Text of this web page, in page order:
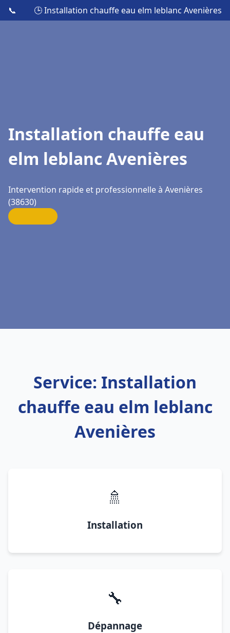
📞 🕒 Installation chauffe eau elm leblanc Avenières
Installation chauffe eau
elm leblanc Avenières
Intervention rapide et professionnelle à Avenières
(38630)
Service: Installation
chauffe eau elm leblanc
Avenières
🚿
Installation
🔧
Dépannage